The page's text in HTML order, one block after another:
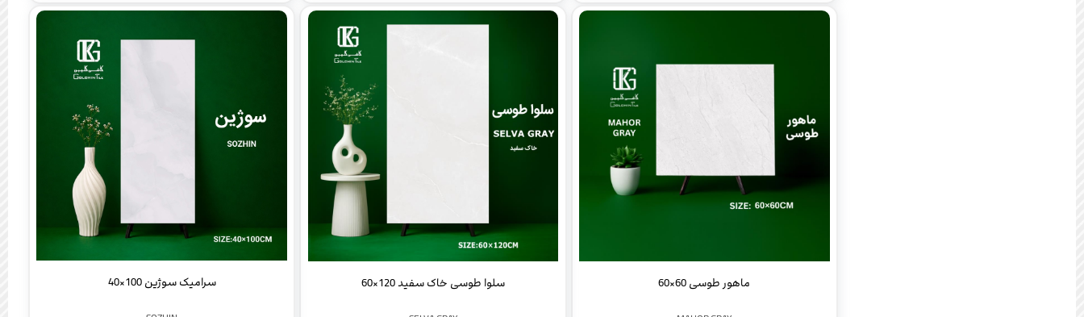
ماهور طوسی 60×60 سلوا طوسی خاک سفید 120×60 سرامیک سوژین 100×40